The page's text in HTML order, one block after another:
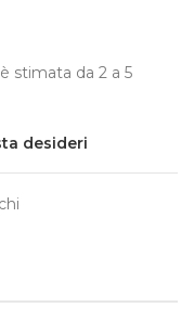
stimata da 2 a 5
desideri